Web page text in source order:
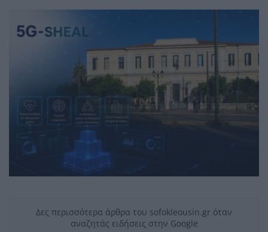
Δες περισσότερα άρθρα του sofokleousin.gr όταν
αναζητάς ειδήσεις στην Google